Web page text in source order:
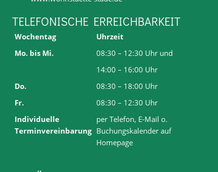
TELEFONISCHE ERREICHBARKEIT
Wochentag
Uhrzeit
Mo. bis Mi.
08:30 – 12:30 Uhr und
14:00 – 16:00 Uhr
Do.
08:30 – 18:00 Uhr
Fr.
08:30 – 12:30 Uhr
Individuelle
Terminvereinbarung
per Telefon, E-Mail o.
Buchungskalender auf
Homepage